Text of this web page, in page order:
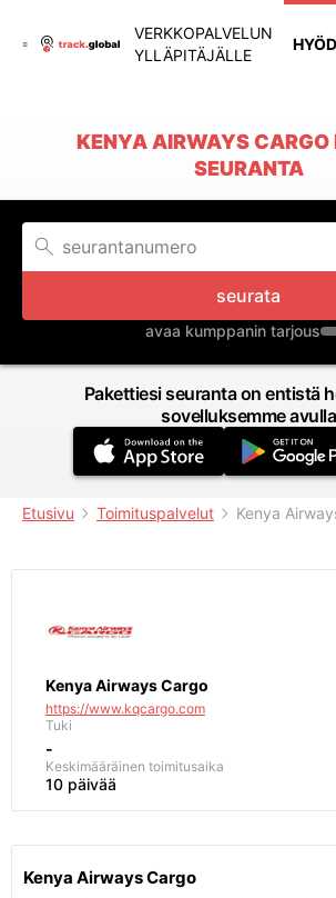
VERKKOPALVELUN
YLLÄPITÄJÄLLE
KENYA AIRWAYS CARGO
SEURANTA
seurata
avaa kumppanin tarjous
Pakettiesi seuranta on entistä
sovelluksemme avulla
Etusivu Toimituspalvelut Kenya
Kenya Airways Cargo
https://www.kqcargo.com
Tuki
-
Keskimääräinen toimitusaika
10 päivää
Kenya Airways Cargo